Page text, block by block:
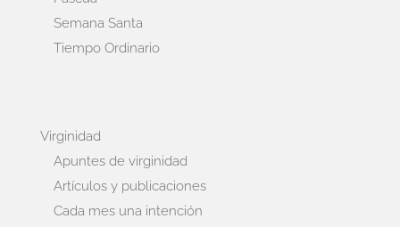
Semana Santa
Tiempo Ordinario
Virginidad
Apuntes de virginidad
Artículos y publicaciones
Cada mes una intención